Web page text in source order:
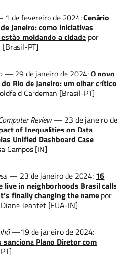
de fevereiro de 2024:Cenário
Janeiro: como iniciativas
moldando a cidade por
[Brasil-PT]
— 29 de janeiro de 2024:O novo
Rio de Janeiro: um olhar crítico
Cardeman [Brasil-PT]
Review— 23 de janeiro de
of Inequalities on Data
Unified Dashboard Case
Campos [IN]
— 23 de janeiro de 2024: 16
live in neighborhoods Brasil calls
finally changing the name por
Jeantet [EUA-IN]
—19 de janeiro de 2024:
sanciona Plano Diretor com